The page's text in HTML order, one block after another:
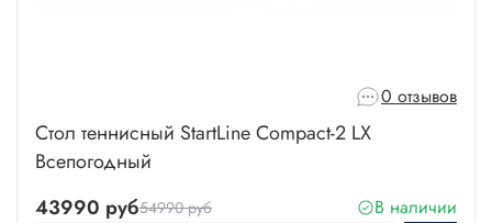
0 отзывов
Стол теннисный StartLine Compact-2 LX
Всепогодный
43990 руб54990 руб
В наличии